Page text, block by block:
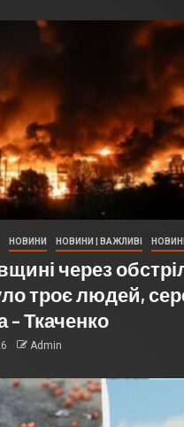
НОВИНИ НОВИНИ | ВАЖЛИВІ
через
троє людей,
– Ткаченко
Admin